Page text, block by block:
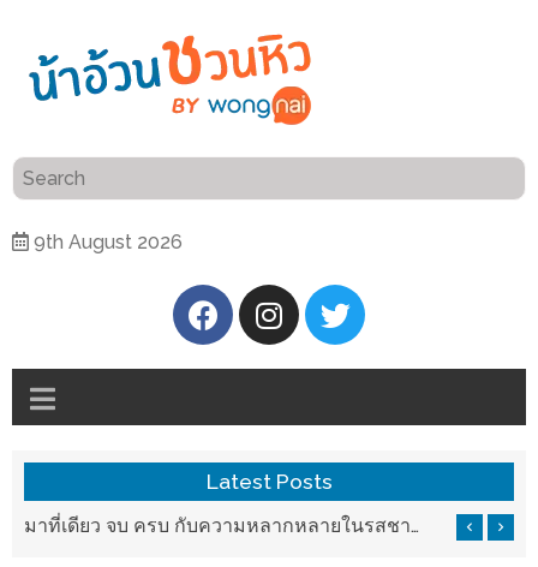
9th August 2026
แนะนำ
อ้วน
ศิริ
ปัน
นาฯ
เชียงใหม่
Latest Posts
มาที่เดียว จบ ครบ กับความหลากหลายในรสชาติที่นำมาจากทั่วเมืองจีนที่ HAN The Chinese Cuisine